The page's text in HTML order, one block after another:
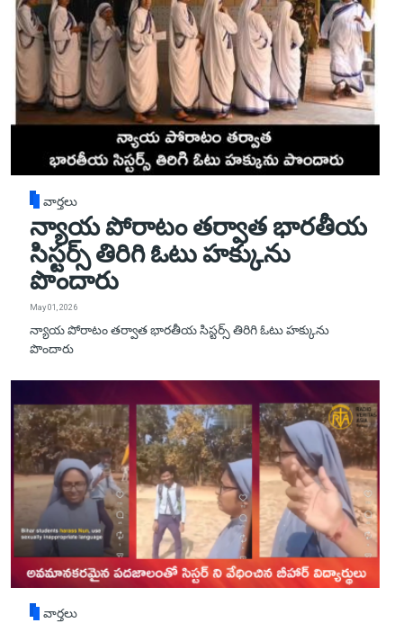
వార్తలు
న్యాయ పోరాటం తర్వాత భారతీయ
సిస్టర్స్ తిరిగి ఓటు హక్కును
పొందారు
May 01, 2026
న్యాయ పోరాటం తర్వాత భారతీయ సిస్టర్స్ తిరిగి ఓటు హక్కును
పొందారు
వార్తలు